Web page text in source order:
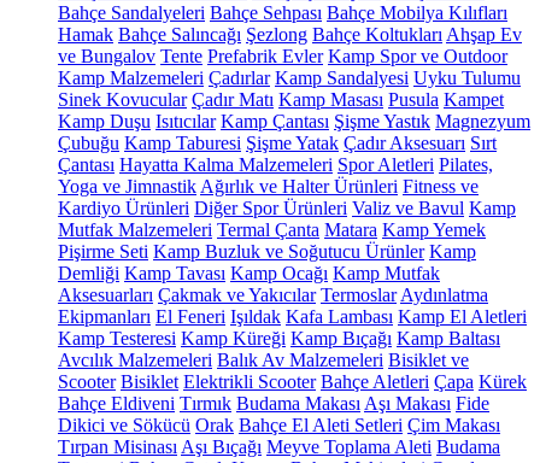
Bahçe Sandalyeleri Bahçe Sehpası Bahçe Mobilya Kılıfları
Hamak Bahçe Salıncağı Şezlong Bahçe Koltukları Ahşap Ev
ve Bungalov Tente Prefabrik Evler Kamp Spor ve Outdoor
Kamp Malzemeleri Çadırlar Kamp Sandalyesi Uyku Tulumu
Sinek Kovucular Çadır Matı Kamp Masası Pusula Kampet
Kamp Duşu Isıtıcılar Kamp Çantası Şişme Yastık Magnezyum
Çubuğu Kamp Taburesi Şişme Yatak Çadır Aksesuarı Sırt
Çantası Hayatta Kalma Malzemeleri Spor Aletleri Pilates,
Yoga ve Jimnastik Ağırlık ve Halter Ürünleri Fitness ve
Kardiyo Ürünleri Diğer Spor Ürünleri Valiz ve Bavul Kamp
Mutfak Malzemeleri Termal Çanta Matara Kamp Yemek
Pişirme Seti Kamp Buzluk ve Soğutucu Ürünler Kamp
Demliği Kamp Tavası Kamp Ocağı Kamp Mutfak
Aksesuarları Çakmak ve Yakıcılar Termoslar Aydınlatma
Ekipmanları El Feneri Işıldak Kafa Lambası Kamp El Aletleri
Kamp Testeresi Kamp Küreği Kamp Bıçağı Kamp Baltası
Avcılık Malzemeleri Balık Av Malzemeleri Bisiklet ve
Scooter Bisiklet Elektrikli Scooter Bahçe Aletleri Çapa Kürek
Bahçe Eldiveni Tırmık Budama Makası Aşı Makası Fide
Dikici ve Sökücü Orak Bahçe El Aleti Setleri Çim Makası
Tırpan Misinası Aşı Bıçağı Meyve Toplama Aleti Budama